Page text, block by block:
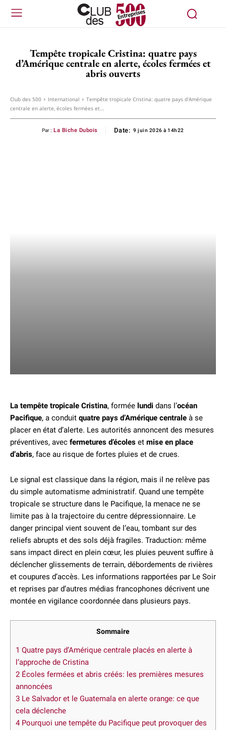
Tempête tropicale Cristina: quatre pays
d’Amérique centrale en alerte, écoles fermées et
abris ouverts
Club des 500 International
Tempête tropicale Cristina: quatre pays d'Amérique
centrale en alerte, écoles fermées et...
Par : La Biche Dubois Date: 9 juin 2026 à 14h22
La tempête tropicale Cristina, formée lundi dans l’océan
Pacifique, a conduit quatre pays d’Amérique centrale à se
placer en état d’alerte. Les autorités annoncent des mesures
préventives, avec fermetures d’écoles et mise en place
d’abris, face au risque de fortes pluies et de crues.
Le signal est classique dans la région, mais il ne relève pas
du simple automatisme administratif. Quand une tempête
tropicale se structure dans le Pacifique, la menace ne se
limite pas à la trajectoire du centre dépressionnaire. Le
danger principal vient souvent de l’eau, tombant sur des
reliefs abrupts et des sols déjà fragiles. Traduction: même
sans impact direct en plein cœur, les pluies peuvent suffire à
déclencher glissements de terrain, débordements de rivières
et coupures d’accès. Les informations rapportées par Le Soir
et reprises par d’autres médias francophones décrivent une
montée en vigilance coordonnée dans plusieurs pays.
Sommaire
1 Quatre pays d’Amérique centrale placés en alerte à
l’approche de Cristina
2 Écoles fermées et abris créés: les premières mesures
annoncées
3 Le Salvador et le Guatemala en alerte orange: ce que
cela déclenche
4 Pourquoi une tempête du Pacifique peut provoquer des